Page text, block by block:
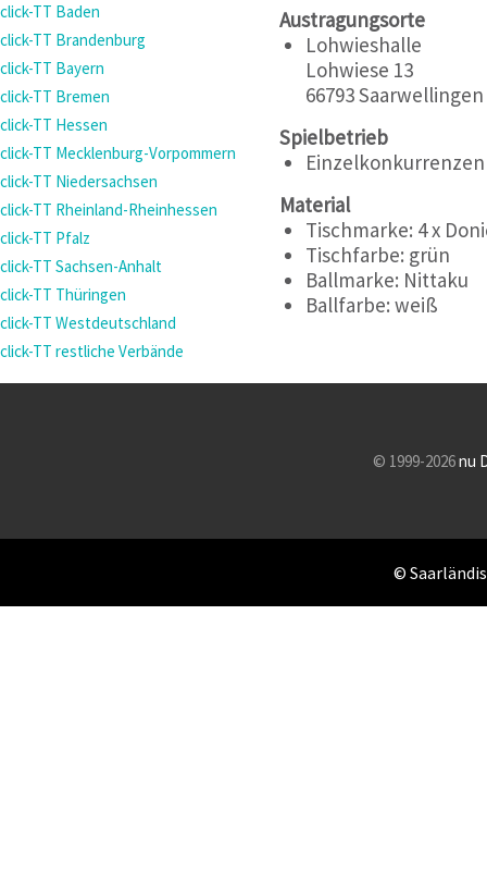
click-TT Baden
click-TT Brandenburg
click-TT Bayern
click-TT Bremen
click-TT Hessen
click-TT Mecklenburg-Vorpommern
click-TT Niedersachsen
click-TT Rheinland-Rheinhessen
click-TT Pfalz
click-TT Sachsen-Anhalt
click-TT Thüringen
click-TT Westdeutschland
click-TT restliche Verbände
Austragungsorte
Lohwieshalle
Lohwiese 13
66793 Saarwellingen
Spielbetrieb
Einzelkonkurrenzen
Material
Tischmarke: 4 x
Tischfarbe: grün
Ballmarke: Nittaku
Ballfarbe: weiß
© 1999-2026nu